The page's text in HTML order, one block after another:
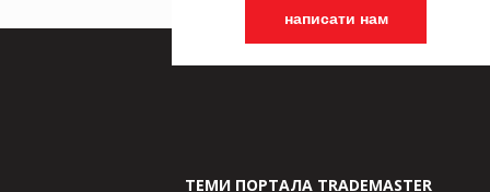
написати нам
ТЕМИ ПОРТАЛА TRADEMASTER